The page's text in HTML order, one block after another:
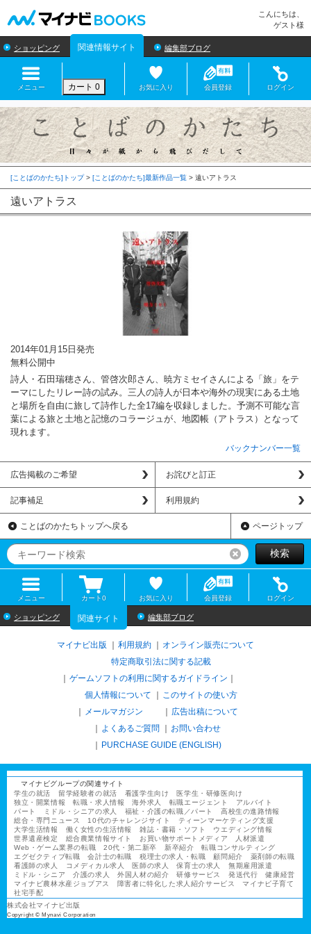
こんにちは、
ゲスト様
ショッピング 関連情報サイト 編集部ブログ
メニュー カート 0 お気に入り 会員登録 ログイン
[ことばのかたち]トップ> [ことばのかたち]最新作品一覧 >
遠いアトラス
2014年01月15日発売
無料公開中
詩人・石田瑞穂さん、管啓次郎さん、暁方ミセイさんによる「旅」をテ
ーマにしたリレー詩の試み。三人の詩人が日本や海外の現実にある土地
と場所を自由に旅して詩作した全17編を収録しました。予測不可能な言
葉による旅と土地と記憶のコラージュが、地図帳（アトラス）となって
現れます。
バックナンバー一覧
広告掲載のご希望 お詫びと訂正
記事補足 利用規約
ことばのかたちトップへ戻る ページトップ
リセット検索
メニュー カート0 お気に入り 会員登録 ログイン
ショッピング 関連サイト 編集部ブログ
マイナビ出版 利用規約
オンライン販売について
特定商取引法に関する記載
ゲームソフトの利用に関するガイドライン
個人情報について
このサイトの使い方
メールマガジン
広告出稿について
よくあるご質問
お問い合わせ
PURCHASE GUIDE (ENGLISH)
マイナビグループの関連サイト
学生の就活
留学経験者の就活 看護学生向け
医学生・研修医向け
独立・開業情報
転職・求人情報 海外求人 転職エージェント
アルバイト
パート
ミドル・シニアの求人 福祉・介護の転職／パート
高校生の進路情報
総合・専門ニュース
10代のチャレンジサイト
ティーンマーケティング支援
大学生活情報
働く女性の生活情報 雑誌・書籍・ソフト
ウエディング情報
世界遺産検定
総合農業情報サイト お買い物サポートメディア
人材派遣
Web・ゲーム業界の転職
20代・第二新卒 新卒紹介
転職コンサルティング
エグゼクティブ転職
会計士の転職 税理士の求人・転職 顧問紹介
薬剤師の転職
看護師の求人
コメディカル求人 医師の求人 保育士の求人
無期雇用派遣
ミドル・シニア
介護の求人 外国人材の紹介 研修サービス 発送代行
健康経営
マイナビ農林水産ジョブアス
障害者に特化した求人紹介サービス
マイナビ子育て
社宅手配
株式会社マイナビ出版
Copyright © Mynavi Corporation